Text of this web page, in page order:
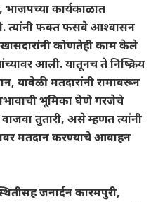
भाजपच्या कार्यकाळात
त्यांनी फक्त फसवे आश्वासन
खासदारांनी कोणतेही काम केले
आली. यातूनच ते निष्क्रिय
यावेळी मतदारांनी रामावरून
भूमिका घेणे गरजेचे
तुतारी, असे म्हणत त्यांनी
मतदान करण्याचे आवाहन
जनार्दन कारमपुरी,